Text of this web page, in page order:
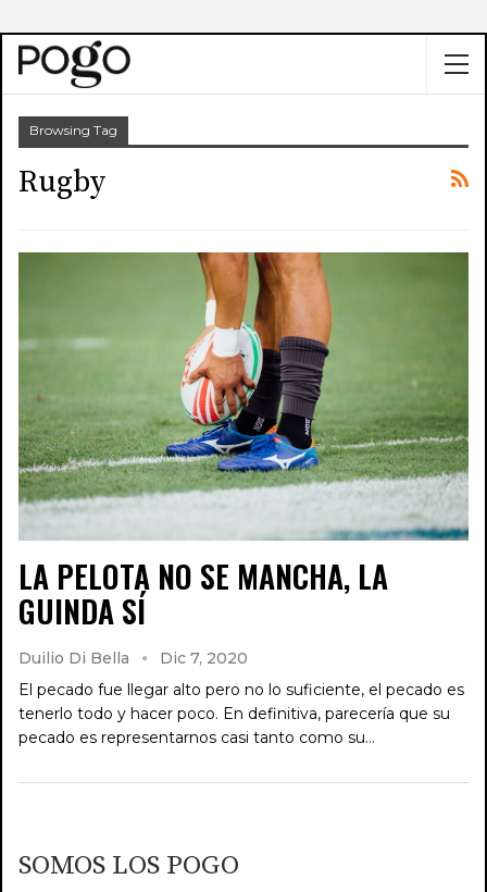
Browsing Tag
Rugby
LA PELOTA NO SE MANCHA, LA
GUINDA SÍ
Duilio Di Bella
Dic 7, 2020
El pecado fue llegar alto pero no lo suficiente, el pecado es
tenerlo todo y hacer poco. En definitiva, parecería que su
pecado es representarnos casi tanto como su…
SOMOS LOS POGO